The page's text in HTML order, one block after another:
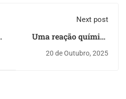
Next post
Uma reação química
20 de Outubro, 2025